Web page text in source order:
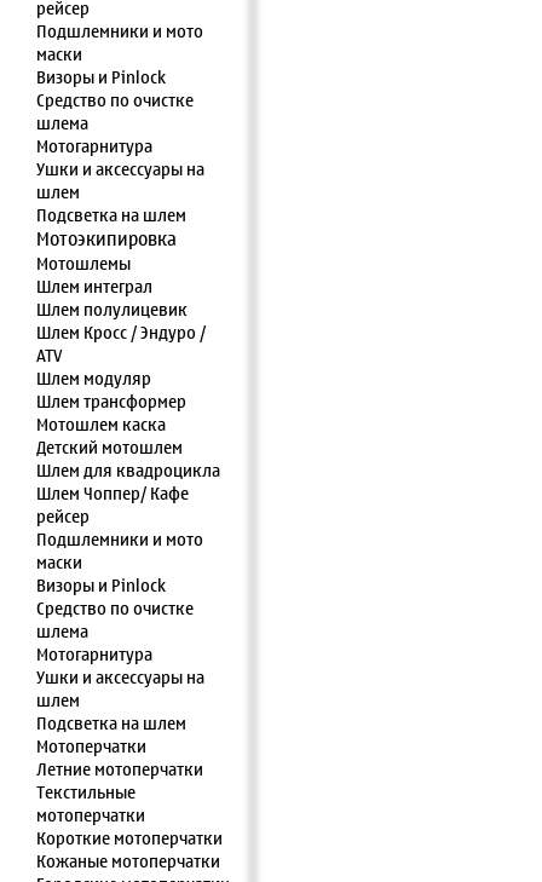
рейсер
Подшлемники и мото
маски
Визоры и Pinlock
Средство по очистке
шлема
Мотогарнитура
Ушки и аксессуары на
шлем
Подсветка на шлем
Мотоэкипировка
Мотошлемы
Шлем интеграл
Шлем полулицевик
Шлем Кросс / Эндуро /
ATV
Шлем модуляр
Шлем трансформер
Мотошлем каска
Детский мотошлем
Шлем для квадроцикла
Шлем Чоппер/ Кафе
рейсер
Подшлемники и мото
маски
Визоры и Pinlock
Средство по очистке
шлема
Мотогарнитура
Ушки и аксессуары на
шлем
Подсветка на шлем
Мотоперчатки
Летние мотоперчатки
Текстильные
мотоперчатки
Короткие мотоперчатки
Кожаные мотоперчатки